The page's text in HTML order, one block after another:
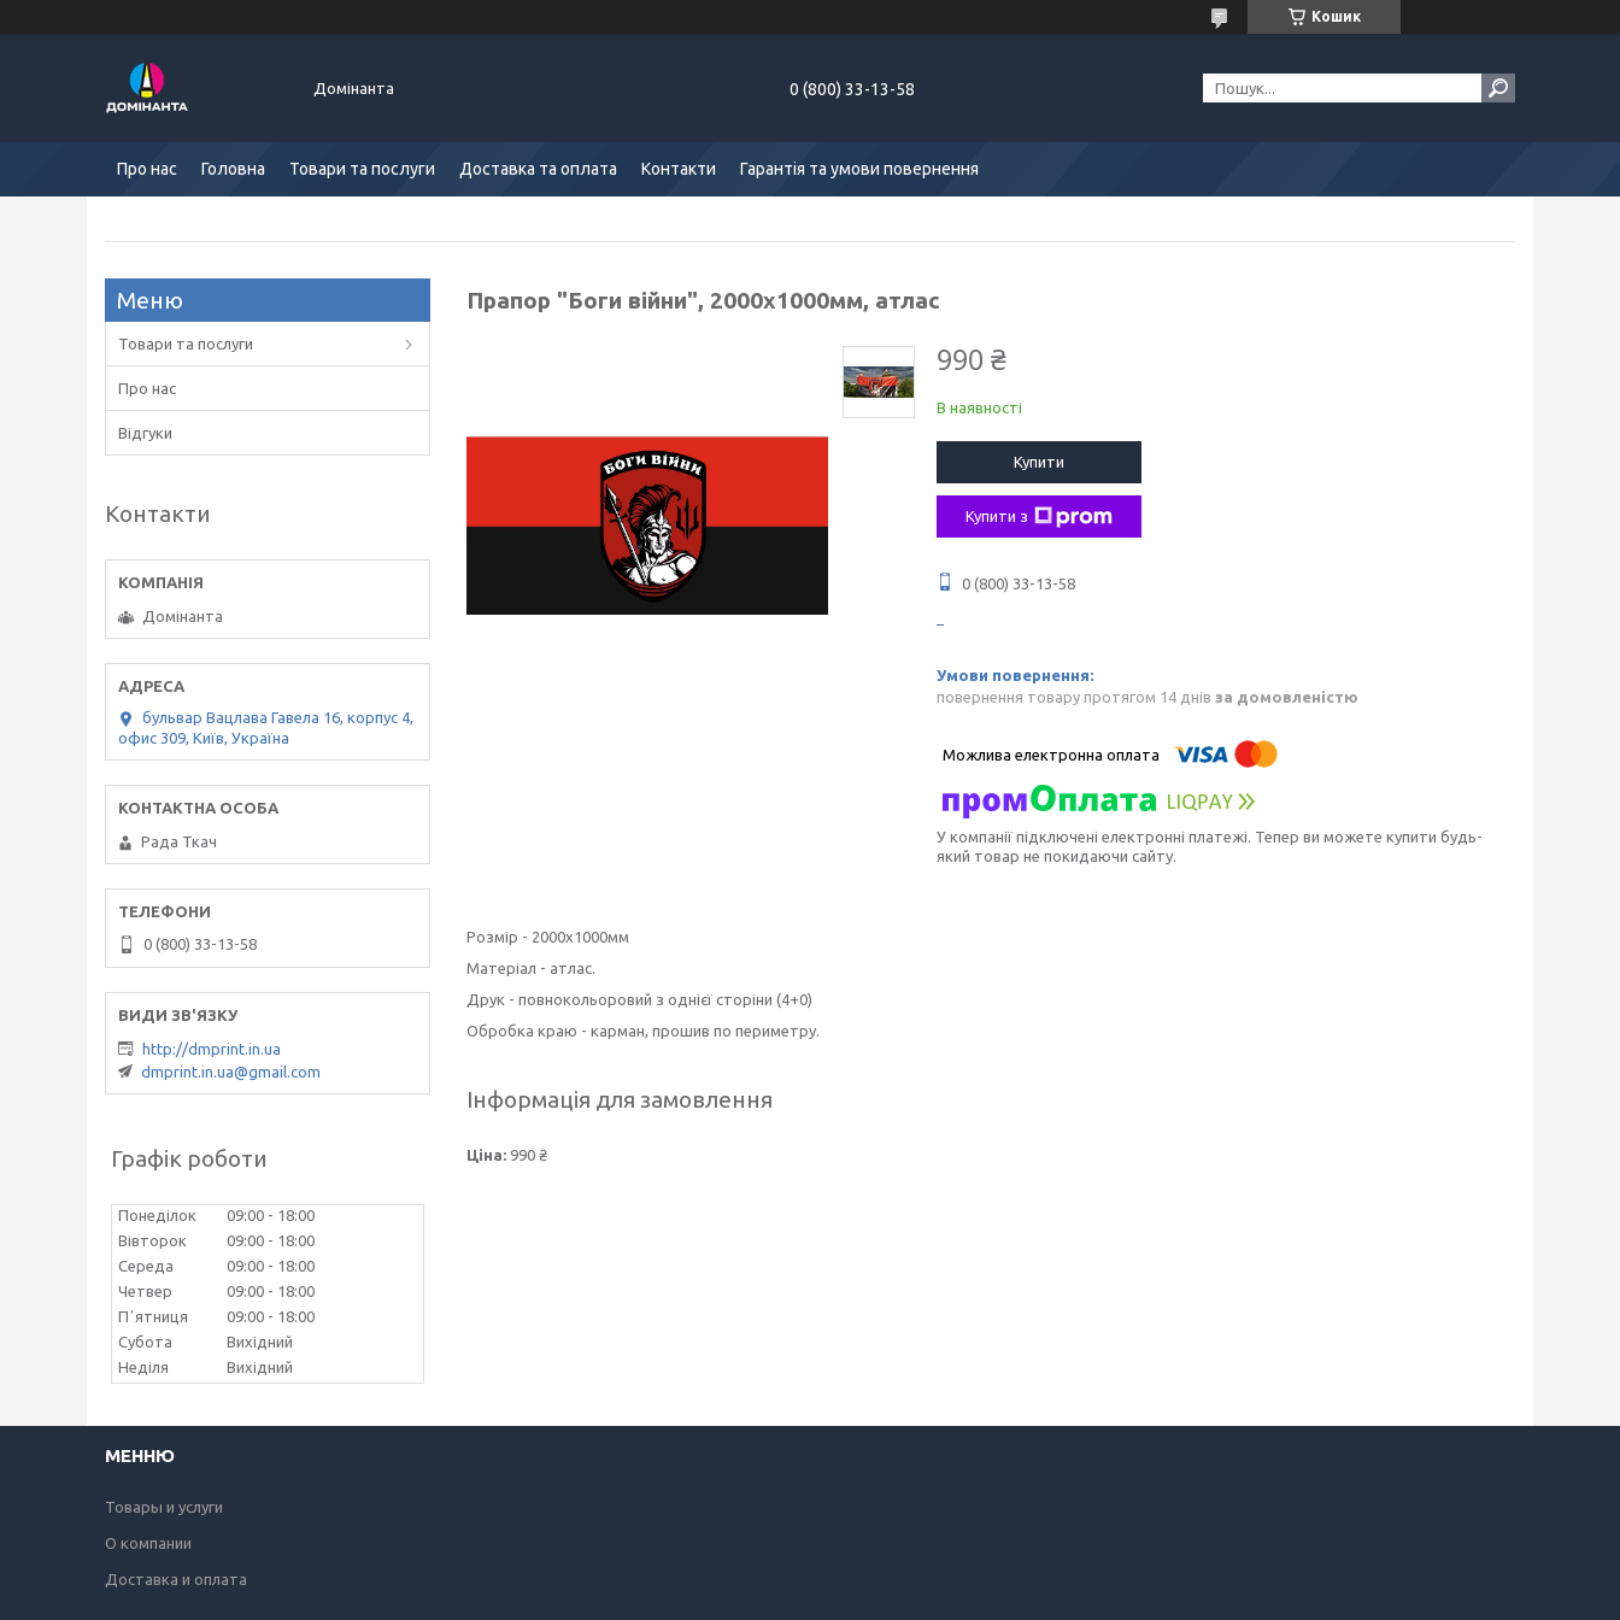
Кошик
Домінанта 0 (800) 33-13-58
Про нас Головна Товари та послуги Доставка та оплата Контакти Гарантія та умови повернення
Прапор "Боги війни", 2000х1000мм, атлас
990 ₴
В наявності
Купити
Купити з
0 (800) 33-13-58
повернення товару протягом 14 днів за домовленістю
У компанії підключені електронні платежі. Тепер ви можете купити будь-
який товар не покидаючи сайту.
Розмір - 2000х1000мм
Матеріал - атлас.
Друк - повнокольоровий з однієї сторіни (4+0)
Обробка краю - карман, прошив по периметру.
Інформація для замовлення
Ціна: 990 ₴
Товари та послуги
Про нас
Відгуки
Контакти
Домінанта
бульвар Вацлава Гавела 16, корпус 4,
офис 309, Київ, Україна
Рада Ткач
0 (800) 33-13-58
http://dmprint.in.ua
dmprint.in.ua@gmail.com
Графік роботи
Понеділок 09:00
18:00
Вівторок
09:00
18:00
Середа
09:00
18:00
Четвер
09:00
18:00
Пʼятниця
09:00
18:00
Субота
Вихідний
Неділя
Вихідний
МЕННЮ
Товары и услуги
О компании
Доставка и оплата